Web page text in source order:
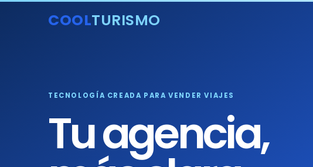
COOLTURISMO
TECNOLOGÍA CREADA PARA VENDER VIAJES
Tu agencia,